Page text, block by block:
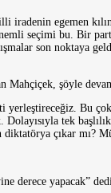
egemen
seçimi bu. Bir
son noktaya
Mahçiçek, şöyle
Bu
tek
çıkar mı?
derece yapacak”